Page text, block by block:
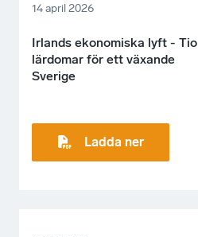
14 april 2026
Irlands ekonomiska lyft - Tio
lärdomar för ett växande
Sverige
Ladda ner